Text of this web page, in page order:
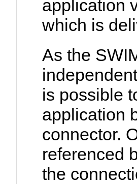
application
which is
As the
is possible
application
connector.
referenced
the